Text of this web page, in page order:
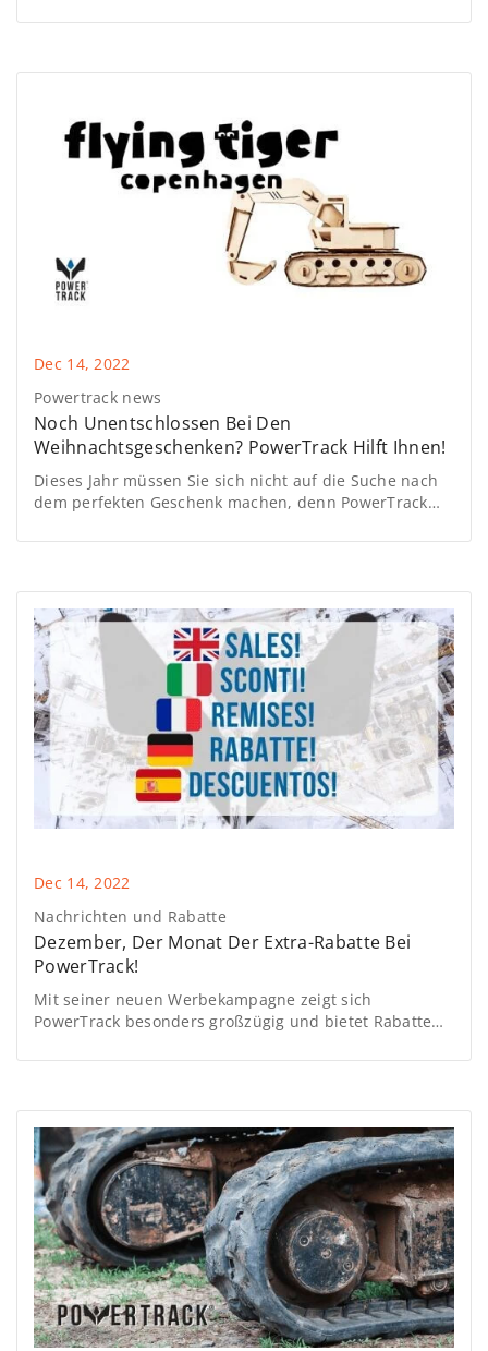
sagen es Ihnen kurz in unserem Artikel unten!
Dec 14, 2022
Powertrack news
Noch Unentschlossen Bei Den
Weihnachtsgeschenken? PowerTrack Hilft Ihnen!
Dieses Jahr müssen Sie sich nicht auf die Suche nach
dem perfekten Geschenk machen, denn PowerTrack
Kinder und Enkelkinder sicher freuen werden.
Dec 14, 2022
Nachrichten und Rabatte
Dezember, Der Monat Der Extra-Rabatte Bei
PowerTrack!
Mit seiner neuen Werbekampagne zeigt sich
PowerTrack besonders großzügig und bietet Rabatte
Ihre Bagger, Minibagger und Baumaschinen, und so